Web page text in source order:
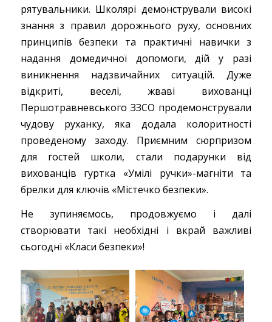
рятувальники. Школярі демонстрували високі
знання з правил дорожнього руху, основних
принципів безпеки та практичні навички з
надання домедичної допомоги, дій у разі
виникнення надзвичайних ситуацій. Дуже
відкриті, веселі, жваві вихованці
Першотравневського ЗЗСО продемонстрували
чудову руханку, яка додала колоритності
проведеному заходу. Приємним сюрпризом
для гостей школи, стали подарунки від
вихованців гуртка «Умілі ручки»-магніти та
брелки для ключів «Містечко безпеки».
Не зупиняємось, продовжуємо і далі
створювати такі необхідні і вкрай важливі
сьогодні «Класи безпеки»!